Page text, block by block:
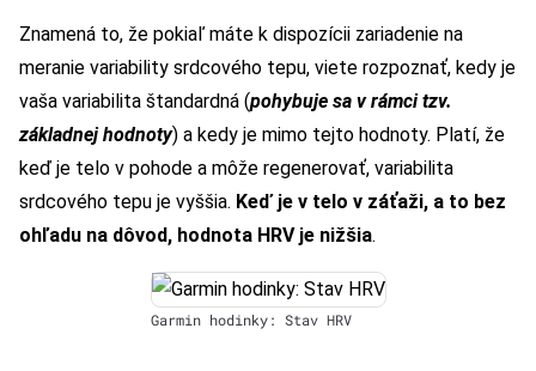
Znamená to, že pokiaľ máte k dispozícii zariadenie na
meranie variability srdcového tepu, viete rozpoznať, kedy je
vaša variabilita štandardná (pohybuje sa v rámci tzv.
základnej hodnoty) a kedy je mimo tejto hodnoty. Platí, že
keď je telo v pohode a môže regenerovať, variabilita
srdcového tepu je vyššia. Keď je v telo v záťaži, a to bez
ohľadu na dôvod, hodnota HRV je nižšia.
Garmin hodinky: Stav HRV